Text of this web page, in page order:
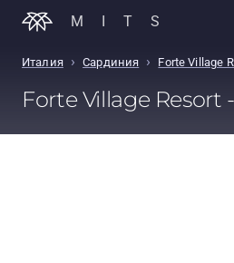
MITS
Италия › Сардиния › Forte Village
Forte Village Resort